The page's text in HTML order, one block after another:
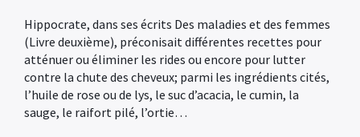
Hippocrate, dans ses écrits Des maladies et des femmes
(Livre deuxième), préconisait différentes recettes pour
atténuer ou éliminer les rides ou encore pour lutter
contre la chute des cheveux; parmi les ingrédients cités,
l’huile de rose ou de lys, le suc d’acacia, le cumin, la
sauge, le raifort pilé, l’ortie…